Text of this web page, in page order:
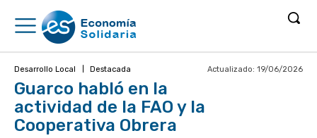
Desarrollo Local Destacada Actualizado: 19/06/2026
Guarco habló en la
actividad de la FAO y la
Cooperativa Obrera